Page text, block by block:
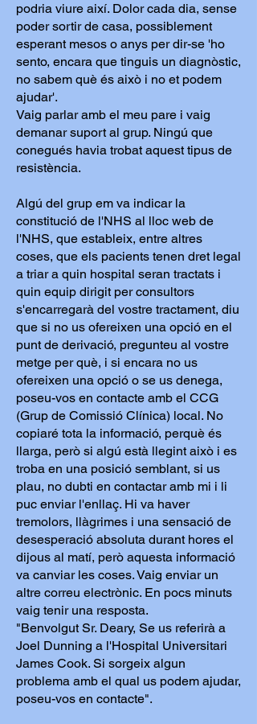
podria viure així. Dolor cada dia, sense
poder sortir de casa, possiblement
esperant mesos o anys per dir-se 'ho
sento, encara que tinguis un diagnòstic,
no sabem què és això i no et podem
ajudar'.
Vaig parlar amb el meu pare i vaig
demanar suport al grup. Ningú que
conegués havia trobat aquest tipus de
resistència.
Algú del grup em va indicar la
constitució de l'NHS al lloc web de
l'NHS, que estableix, entre altres
coses, que els pacients tenen dret legal
a triar a quin hospital seran tractats i
quin equip dirigit per consultors
s'encarregarà del vostre tractament, diu
que si no us ofereixen una opció en el
punt de derivació, pregunteu al vostre
metge per què, i si encara no us
ofereixen una opció o se us denega,
poseu-vos en contacte amb el CCG
(Grup de Comissió Clínica) local. No
copiaré tota la informació, perquè és
llarga, però si algú està llegint això i es
troba en una posició semblant, si us
plau, no dubti en contactar amb mi i li
puc enviar l'enllaç. Hi va haver
tremolors, llàgrimes i una sensació de
desesperació absoluta durant hores el
dijous al matí, però aquesta informació
va canviar les coses. Vaig enviar un
altre correu electrònic. En pocs minuts
vaig tenir una resposta.
"Benvolgut Sr. Deary, Se us referirà a
Joel Dunning a l'Hospital Universitari
James Cook. Si sorgeix algun
problema amb el qual us podem ajudar,
poseu-vos en contacte".